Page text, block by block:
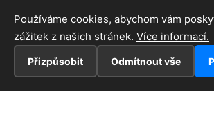
Používáme cookies, abychom vám
zážitek z našich stránek. Více informací.
Přizpůsobit Odmítnout vše